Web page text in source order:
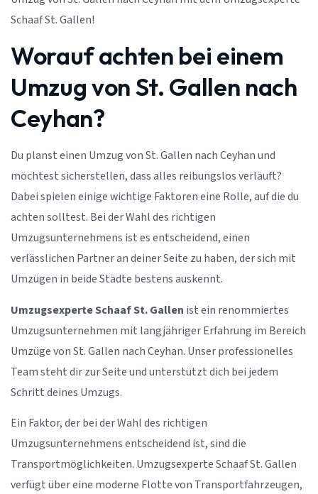
Schaaf St. Gallen!
Worauf achten bei einem
Umzug von St. Gallen nach
Ceyhan?
Du planst einen Umzug von St. Gallen nach Ceyhan und
möchtest sicherstellen, dass alles reibungslos verläuft?
Dabei spielen einige wichtige Faktoren eine Rolle, auf die du
achten solltest. Bei der Wahl des richtigen
Umzugsunternehmens ist es entscheidend, einen
verlässlichen Partner an deiner Seite zu haben, der sich mit
Umzügen in beide Städte bestens auskennt.
Umzugsexperte Schaaf St. Gallen ist ein renommiertes
Umzugsunternehmen mit langjähriger Erfahrung im Bereich
Umzüge von St. Gallen nach Ceyhan. Unser professionelles
Team steht dir zur Seite und unterstützt dich bei jedem
Schritt deines Umzugs.
Ein Faktor, der bei der Wahl des richtigen
Umzugsunternehmens entscheidend ist, sind die
Transportmöglichkeiten. Umzugsexperte Schaaf St. Gallen
verfügt über eine moderne Flotte von Transportfahrzeugen,